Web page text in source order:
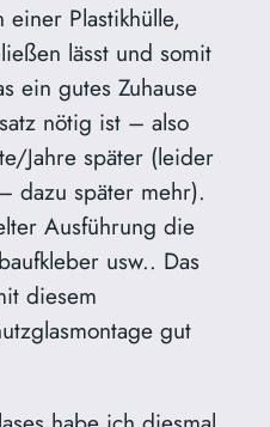
Plastikhülle,
lässt und somit
ein gutes Zuhause
nötig ist – also
Jahre später (leider
dazu später mehr).
Ausführung die
usw.. Das
diesem
gut